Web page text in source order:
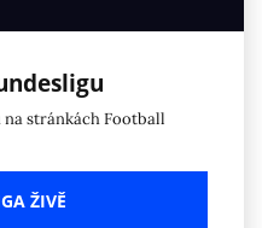
stránkách Football
ŽIVĚ